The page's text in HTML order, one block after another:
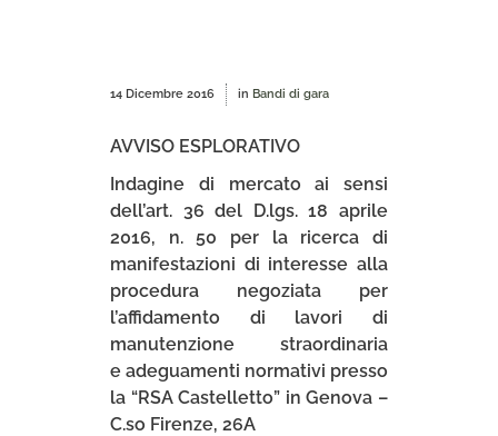
14 Dicembre 2016 in Bandi di gara
AVVISO ESPLORATIVO
Indagine di mercato ai sensi
dell’art. 36 del D.lgs. 18 aprile
2016, n. 50 per la ricerca di
manifestazioni di interesse alla
procedura negoziata per
l’affidamento di lavori di
manutenzione straordinaria
e adeguamenti normativi presso
la “RSA Castelletto” in Genova –
C.so Firenze, 26A